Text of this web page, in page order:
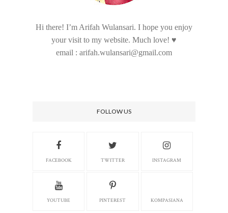
Hi there! I’m Arifah Wulansari. I hope you enjoy
your visit to my website. Much love! ♥
email : arifah.wulansari@gmail.com
FOLLOW US
FACEBOOK TWITTER INSTAGRAM
YOUTUBE PINTEREST KOMPASIANA